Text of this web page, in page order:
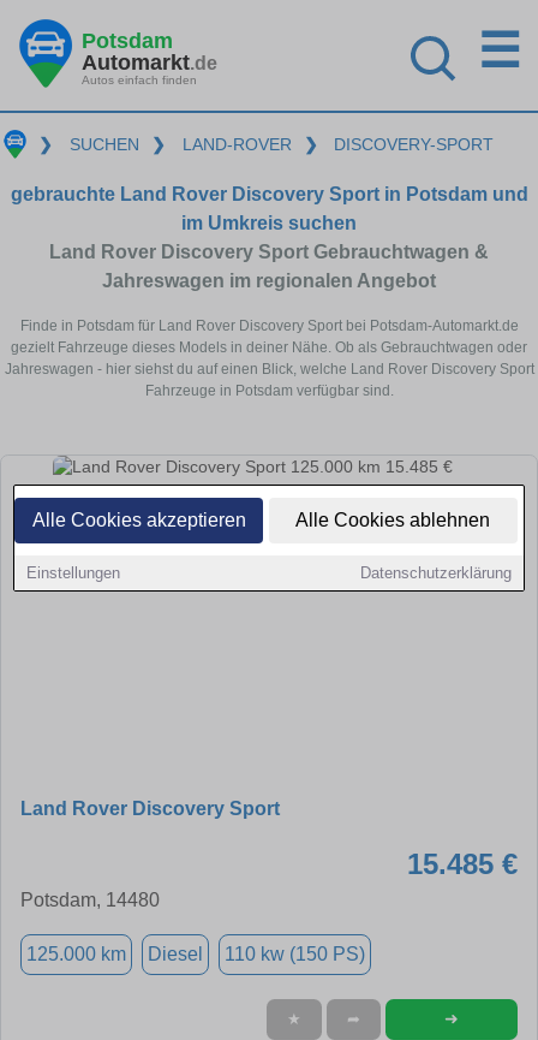
Alle Cookies akzeptieren Alle Cookies ablehnen
Einstellungen Datenschutzerklärung
Potsdam
Automarkt.de
Autos einfach finden
☰
❯ SUCHEN ❯ LAND-ROVER ❯ DISCOVERY-SPORT
gebrauchte Land Rover Discovery Sport in Potsdam und
im Umkreis suchen
Land Rover Discovery Sport Gebrauchtwagen &
Jahreswagen im regionalen Angebot
Finde in Potsdam für Land Rover Discovery Sport bei Potsdam-Automarkt.de
gezielt Fahrzeuge dieses Models in deiner Nähe. Ob als Gebrauchtwagen oder
Jahreswagen - hier siehst du auf einen Blick, welche Land Rover Discovery Sport
Fahrzeuge in Potsdam verfügbar sind.
Land Rover Discovery Sport
15.485 €
Potsdam, 14480
125.000 km Diesel 110 kw (150 PS)
★ ➦ ➜